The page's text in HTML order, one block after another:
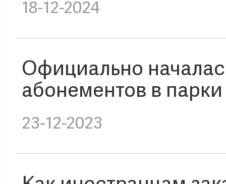
18-12-2024
Официально
абонементов в
23-12-2023